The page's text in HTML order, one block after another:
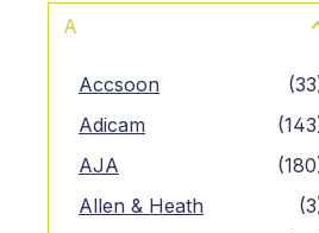
A
Accsoon
Adicam
AJA
Allen & Heath